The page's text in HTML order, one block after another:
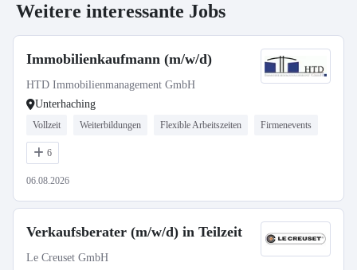
Weitere interessante Jobs
Immobilienkaufmann (m/w/d)
HTD Immobilienmanagement GmbH
Unterhaching
Vollzeit Weiterbildungen Flexible Arbeitszeiten Firmenevents
6
06.08.2026
Verkaufsberater (m/w/d) in Teilzeit
Le Creuset GmbH